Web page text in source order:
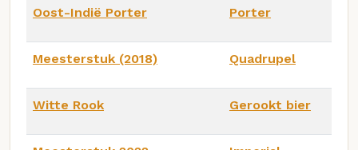
Oost-Indië Porter Porter
Meesterstuk (2018) Quadrupel
Witte Rook Gerookt bier